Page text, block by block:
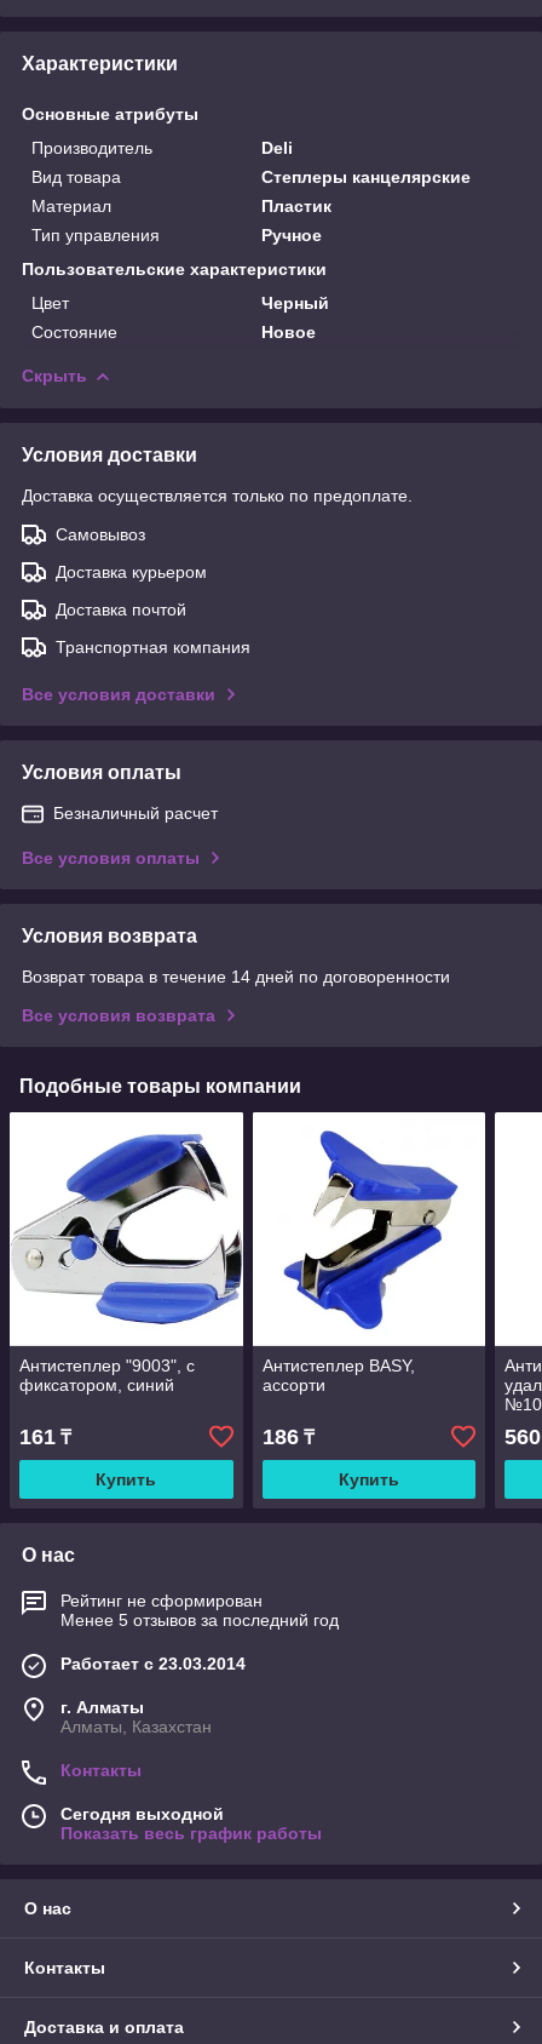
Характеристики
Основные атрибуты
Производитель
Deli
Вид товара
Степлеры канцелярские
Материал
Пластик
Тип управления
Ручное
Пользовательские характеристики
Цвет
Черный
Состояние
Новое
Скрыть
Условия доставки
Доставка осуществляется только по предоплате.
Самовывоз
Доставка курьером
Доставка почтой
Транспортная компания
Все условия доставки
Условия оплаты
Безналичный расчет
Все условия оплаты
Условия возврата
Возврат товара в течение 14 дней по договоренности
Все условия возврата
Подобные товары компании
Антистеплер "9003", с
фиксатором, синий
161 ₸
Купить
Антистеплер BASY,
ассорти
186₸
Купить
560
О нас
Рейтинг не сформирован
Менее 5 отзывов за последний год
Работает с 23.03.2014
г. Алматы
Алматы, Казахстан
Контакты
Сегодня выходной
Показать весь график работы
О нас
Контакты
Доставка и оплата